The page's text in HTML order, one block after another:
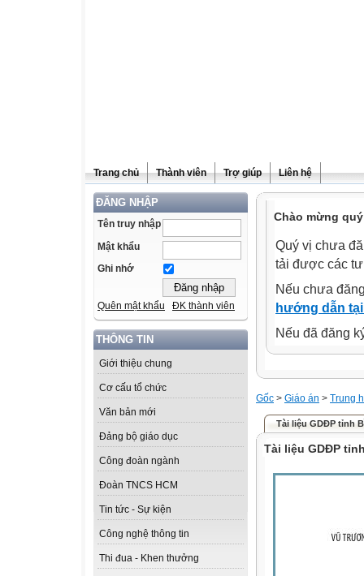
Trang chủ Thành viên Trợ giúp Liên hệ
ĐĂNG NHẬP
Tên truy nhập
Mật khẩu
Ghi nhớ
Quên mật khẩu ĐK thành viên
THÔNG TIN
Giới thiệu chung
Cơ cấu tổ chức
Văn bản mới
Đảng bộ giáo dục
Công đoàn ngành
Đoàn TNCS HCM
Tin tức - Sự kiện
Công nghệ thông tin
Thi đua - Khen thưởng
Chào mừng
Quý vị chưa
tải được các
Nếu chưa
hướng dẫn
Nếu đã đăng
Gốc > Giáo án > Trung
Tài liệu GDĐP tỉnh
Tài liệu GDĐP